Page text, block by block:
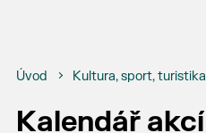
Úvod Kultura, sport, turistika
Kalendář akcí